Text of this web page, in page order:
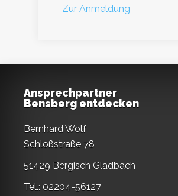
Zur Anmeldung
Ansprechpartner
Bensberg entdecken
Bernhard Wolf
Schloßstraße 78
51429 Bergisch Gladbach
Tel.: 02204-56127